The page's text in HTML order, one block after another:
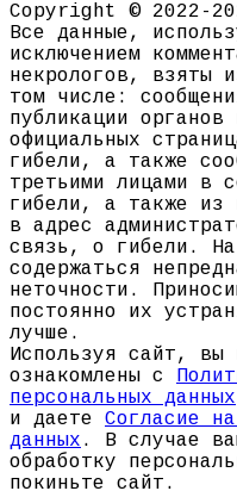
Copyright © 2022-
Все данные,
исключением
некрологов, взяты
том числе:
публикации
официальных
гибели, а также
третьими лицами в
гибели, а также из
в адрес
связь, о гибели. На
содержаться
неточности.
постоянно их
лучше.
Используя сайт, вы
ознакомлены с
персональных данных
и даете Согласие
данных . В случае
обработку
покиньте сайт.